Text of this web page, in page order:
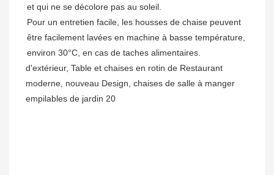
et qui ne se décolore pas au soleil.
Pour un entretien facile, les housses de chaise peuvent
être facilement lavées en machine à basse température,